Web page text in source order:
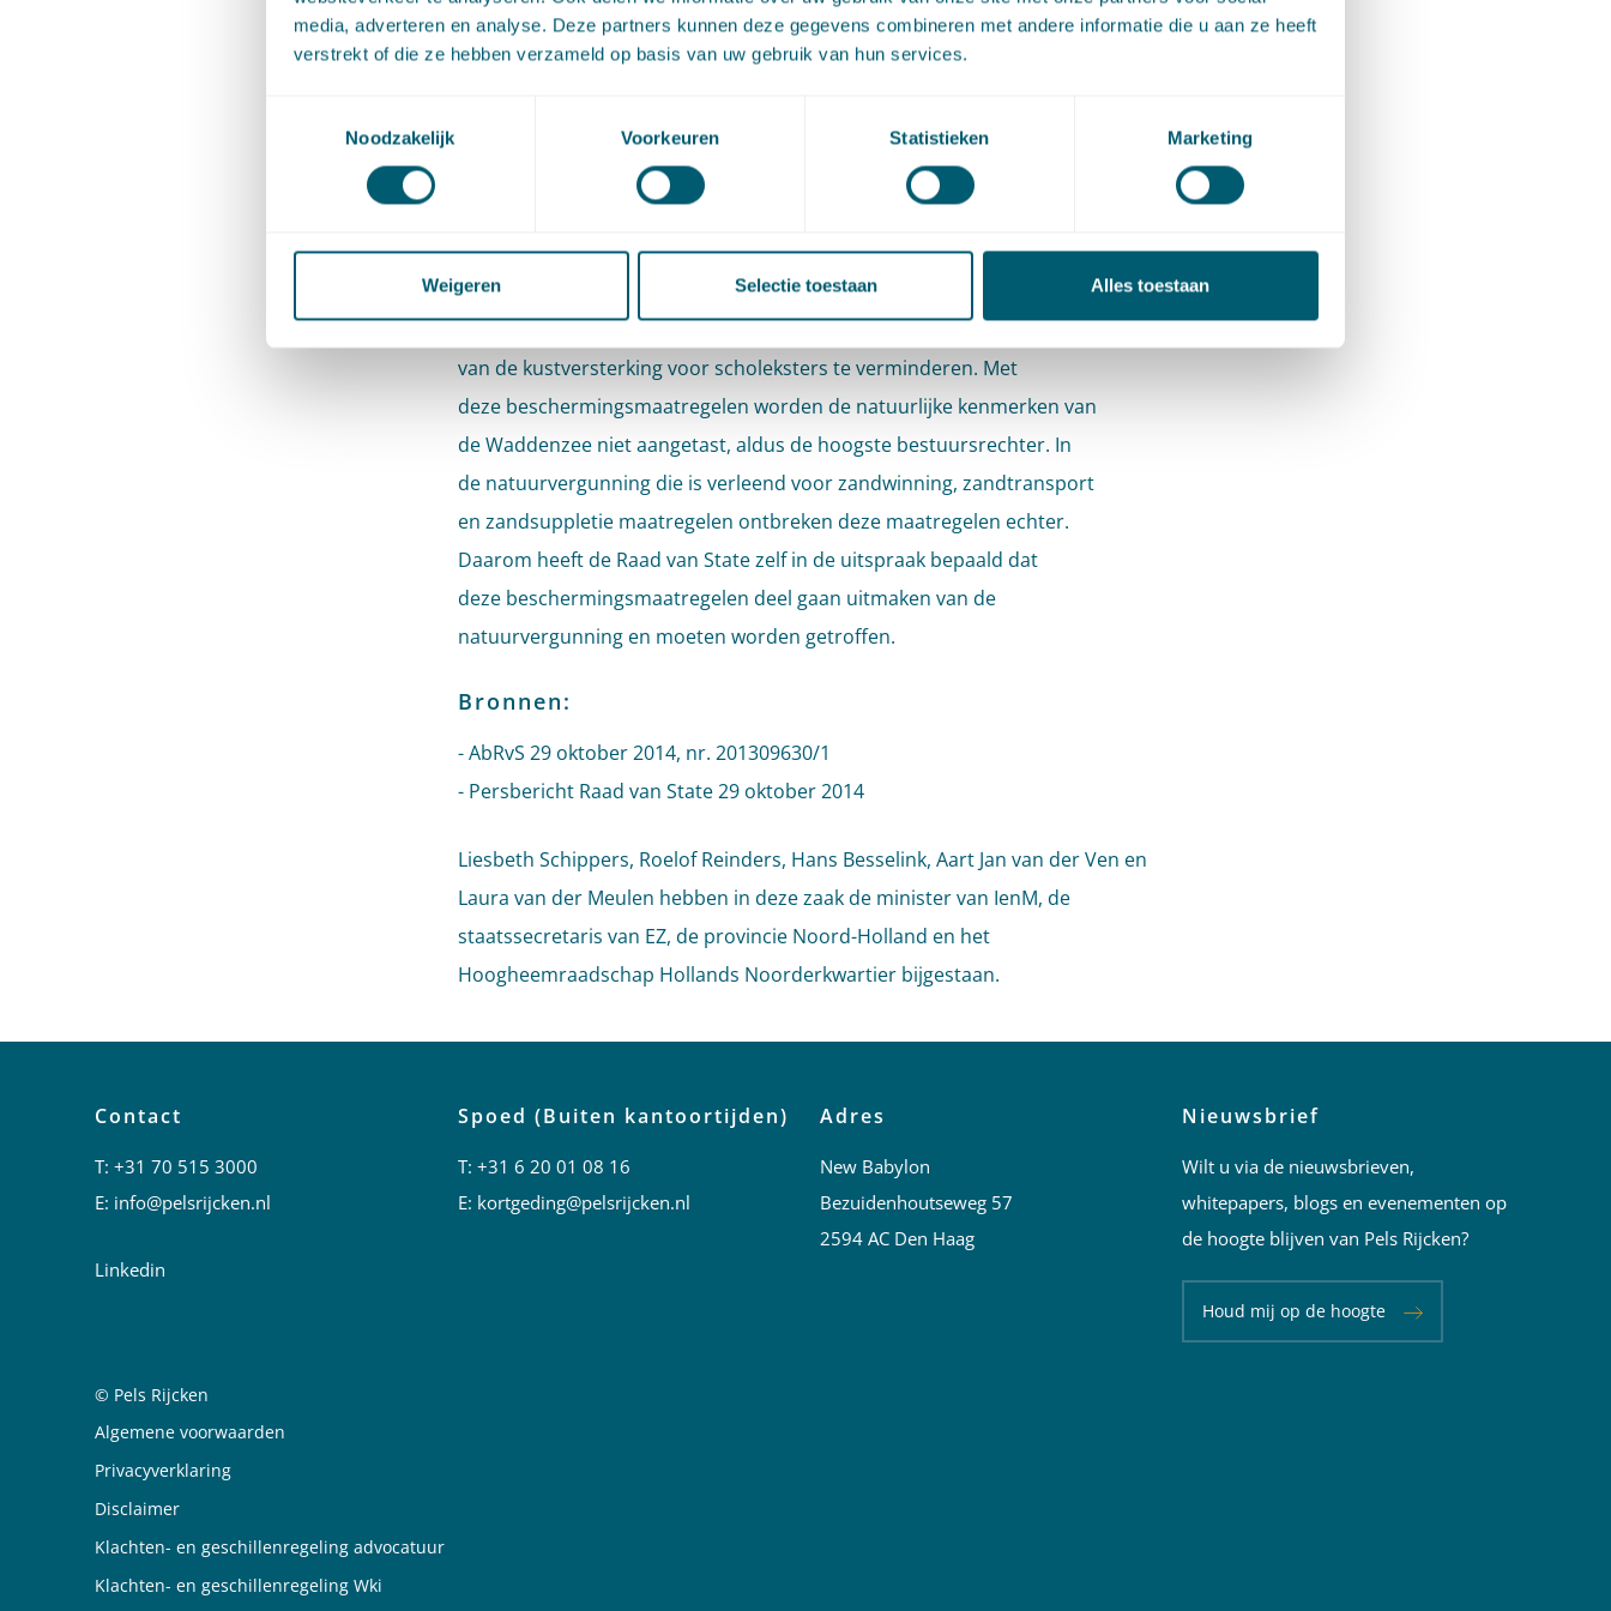
media, adverteren en analyse. Deze partners kunnen deze gegevens combineren met andere informatie die u aan ze heeft
verstrekt of die ze hebben verzameld op basis van uw gebruik van hun services.
Noodzakelijk
Voorkeuren Statistieken Marketing
Weigeren Selectie toestaan Alles toestaan
Door het kustversterkingsproject zal foerageergebied van de scholekster en
relatie met het Waddenzeegebied. De hoeveelheid voedsel voor scholeksters
is daar echter beperkt. Hierdoor is voor deze vogelsoort een verhoogde
instandhoudingsdoelstellingen voor het Waddenzeegebied voldaan. Voor de
steenloper geldt dit niet. In het projectplan en in de zogenoemde passende
beoordeling staan verschillende maatregelen om de schadelijke gevolgen
van de kustversterking voor scholeksters te verminderen. Met
deze beschermingsmaatregelen worden de natuurlijke kenmerken van
de Waddenzee niet aangetast, aldus de hoogste bestuursrechter. In
de natuurvergunning die is verleend voor zandwinning, zandtransport
en zandsuppletie maatregelen ontbreken deze maatregelen echter.
Daarom heeft de Raad van State zelf in de uitspraak bepaald dat
deze beschermingsmaatregelen deel gaan uitmaken van de
natuurvergunning en moeten worden getroffen.
Bronnen:
- AbRvS 29 oktober 2014, nr. 201309630/1
- Persbericht Raad van State 29 oktober 2014
Liesbeth Schippers, Roelof Reinders, Hans Besselink, Aart Jan van der Ven en
Laura van der Meulen hebben in deze zaak de minister van IenM, de
staatssecretaris van EZ, de provincie Noord-Holland en het
Hoogheemraadschap Hollands Noorderkwartier bijgestaan.
Contact
T:+31 70 515 3000
E: info@pelsrijcken.nl
Linkedin
Spoed (Buiten kantoortijden)
T: +31 6 20 01 08 16
E: kortgeding@pelsrijcken.nl
Adres
New Babylon
Bezuidenhoutseweg 57
2594 AC Den Haag
Nieuwsbrief
Wilt u via de nieuwsbrieven,
whitepapers, blogs en evenementen op
de hoogte blijven van Pels Rijcken?
Houd mij op de hoogte
Juridische informatie
© Pels Rijcken
Algemene voorwaarden
Privacyverklaring
Disclaimer
Klachten- en geschillenregeling advocatuur
Klachten- en geschillenregeling Wki